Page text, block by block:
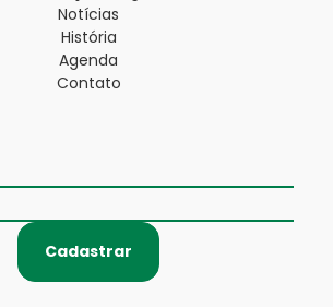
Notícias
História
Agenda
Contato
Cadastrar